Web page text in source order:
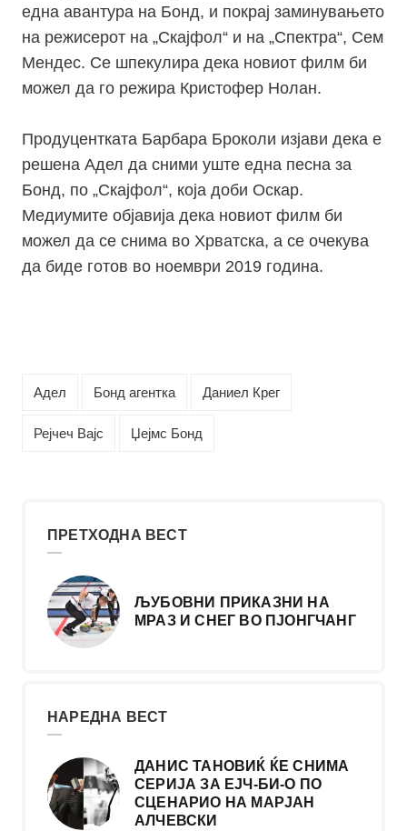
една авантура на Бонд, и покрај заминувањето
на режисерот на „Скајфол“ и на „Спектра“, Сем
Мендес. Се шпекулира дека новиот филм би
можел да го режира Кристофер Нолан.
Продуцентката Барбара Броколи изјави дека е
решена Адел да сними уште една песна за
Бонд, по „Скајфол“, која доби Оскар.
Медиумите објавија дека новиот филм би
можел да се снима во Хрватска, а се очекува
да биде готов во ноември 2019 година.
Адел Бонд агентка Даниел Крег
Рејчеч Вајс Џејмс Бонд
ПРЕТХОДНА ВЕСТ
ЉУБОВНИ ПРИКАЗНИ НА
МРАЗ И СНЕГ ВО ПЈОНГЧАНГ
НАРЕДНА ВЕСТ
ДАНИС ТАНОВИЌ ЌЕ СНИМА
СЕРИЈА ЗА ЕЈЧ-БИ-О ПО
СЦЕНАРИО НА МАРЈАН
АЛЧЕВСКИ